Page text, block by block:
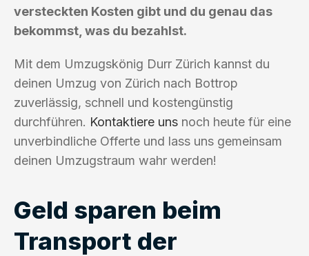
versteckten Kosten gibt und du genau das
bekommst, was du bezahlst.
Mit dem Umzugskönig Durr Zürich kannst du
deinen Umzug von Zürich nach Bottrop
zuverlässig, schnell und kostengünstig
durchführen. Kontaktiere uns noch heute für eine
unverbindliche Offerte und lass uns gemeinsam
deinen Umzugstraum wahr werden!
Geld sparen beim
Transport der